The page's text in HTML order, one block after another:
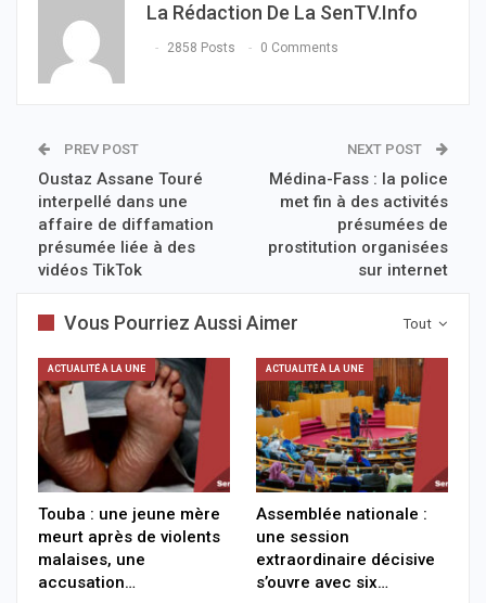
La Rédaction De La SenTV.info
2858 Posts 0 Comments
PREV POST
Oustaz Assane Touré
interpellé dans une
affaire de diffamation
présumée liée à des
vidéos TikTok
NEXT POST
Médina-Fass : la police
met fin à des activités
présumées de
prostitution organisées
sur internet
Tout
Vous Pourriez Aussi Aimer
ACTUALITÉ À LA UNE
Touba : une jeune mère
meurt après de violents
malaises, une
accusation…
ACTUALITÉ À LA UNE
Assemblée nationale :
une session
extraordinaire décisive
s’ouvre avec six…